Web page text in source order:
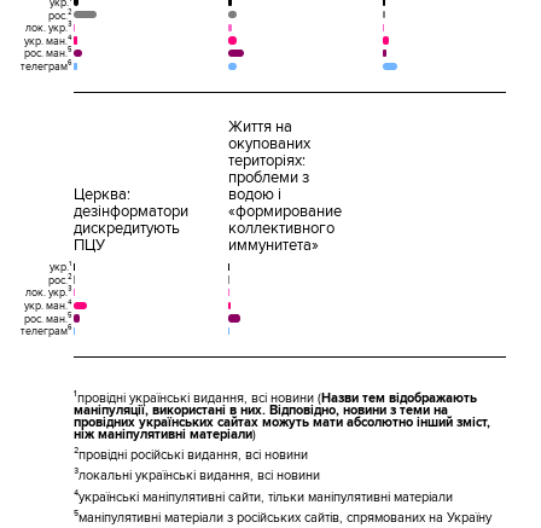
укр.¹
рос.²
лок. укр.³
укр. ман.⁴
рос. ман.⁵
телеграм⁶
Церква:
дезінформатори
дискредитують
ПЦУ
укр.¹
рос.²
лок. укр.³
укр. ман.⁴
рос. ман.⁵
телеграм⁶
Життя на
окупованих
територіях:
проблеми з
водою і
«формирование
коллективного
иммунитета»
¹провідні українські видання, всі новини (Назви тем відображають
маніпуляції, використані в них. Відповідно, новини з теми на
провідних українських сайтах можуть мати абсолютно інший зміст,
ніж маніпулятивні матеріали)
²провідні російські видання, всі новини
³локальні українські видання, всі новини
⁴українські маніпулятивні сайти, тільки маніпулятивні матеріали
⁵маніпулятивні матеріали з російських сайтів, спрямованих на Україну